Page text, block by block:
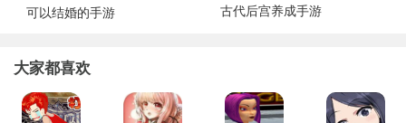
可以结婚的手游 古代后宫养成手游
大家都喜欢